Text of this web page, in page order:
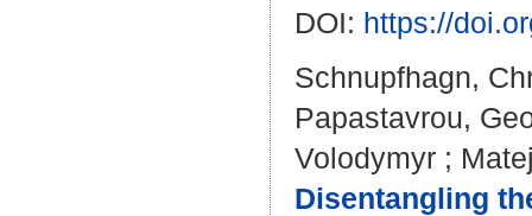
DOI: https://
Schnupfhagn,
Papastavrou,
Volodymyr ;
Disentangling